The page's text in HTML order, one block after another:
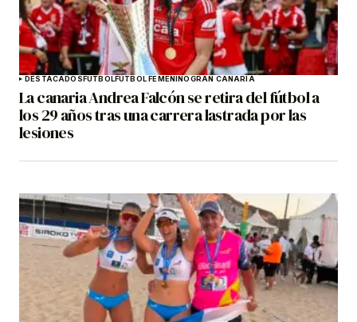
DESTACADOSFÚTBOLFÚTBOL FEMENINOGRAN CANARIA
La canaria Andrea Falcón se retira del fútbol a
los 29 años tras una carrera lastrada por las
lesiones